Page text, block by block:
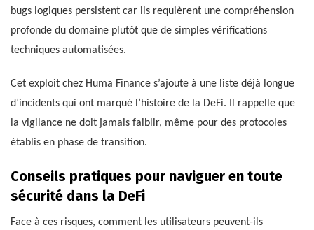
bugs logiques persistent car ils requièrent une compréhension
profonde du domaine plutôt que de simples vérifications
techniques automatisées.
Cet exploit chez Huma Finance s’ajoute à une liste déjà longue
d’incidents qui ont marqué l’histoire de la DeFi. Il rappelle que
la vigilance ne doit jamais faiblir, même pour des protocoles
établis en phase de transition.
Conseils pratiques pour naviguer en toute
sécurité dans la DeFi
Face à ces risques, comment les utilisateurs peuvent-ils